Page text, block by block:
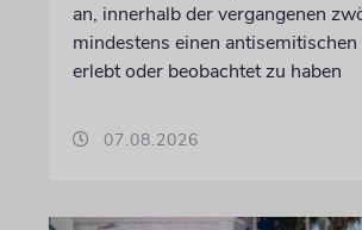
an, innerhalb der vergangenen
mindestens einen
erlebt oder beobachtet zu haben
07.08.2026